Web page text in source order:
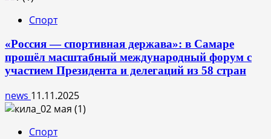
Спорт
«Россия — спортивная держава»: в Самаре
прошёл масштабный международный форум с
участием Президента и делегаций из 58 стран
news 11.11.2025
Спорт